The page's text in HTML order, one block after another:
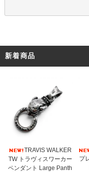
新着商品
TRAVIS WALKER
TW トラヴィスワーカー
ペンダント Large Panth
プ